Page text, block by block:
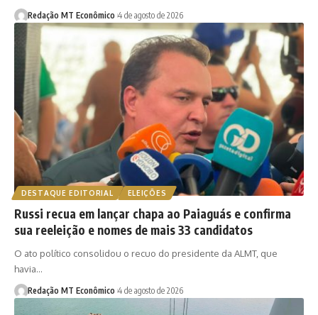
Redação MT Econômico 4 de agosto de 2026
DESTAQUE EDITORIAL ELEIÇÕES
Russi recua em lançar chapa ao Paiaguás e confirma
sua reeleição e nomes de mais 33 candidatos
O ato político consolidou o recuo do presidente da ALMT, que
havia…
Redação MT Econômico 4 de agosto de 2026